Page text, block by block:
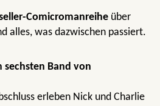
Comicromanreihe über
alles, was dazwischen passiert.
sechsten Band von
erleben Nick und Charlie